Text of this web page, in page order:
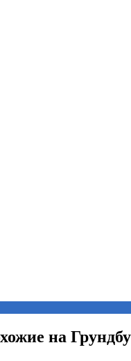
на